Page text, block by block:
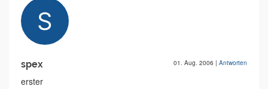
spex 01. Aug. 2006 | Antworten
erster